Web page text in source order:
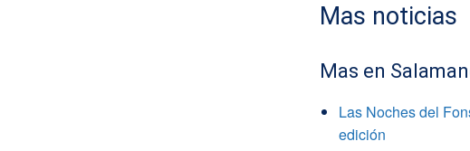
Mas noticias
Mas en
Las Noches del
edición